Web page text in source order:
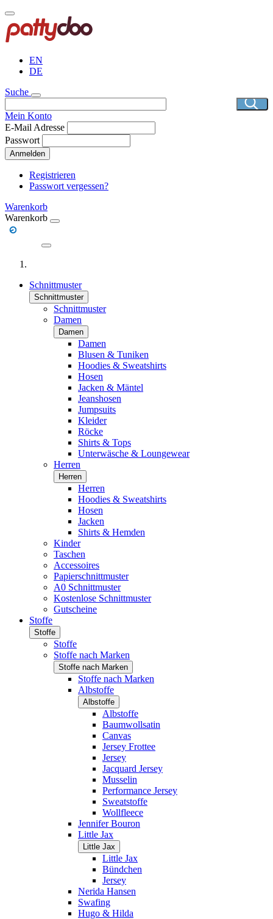
Direkt
zum
Inhalt
EN
DE
Suche
Mein Konto
E-Mail Adresse
Passwort
Anmelden
Registrieren
Passwort vergessen?
Warenkorb
Warenkorb
Schnittmuster
Schnittmuster
Schnittmuster
Damen
Damen
Damen
Blusen & Tuniken
Hoodies & Sweatshirts
Hosen
Jacken & Mäntel
Jeanshosen
Jumpsuits
Kleider
Röcke
Shirts & Tops
Unterwäsche & Loungewear
Herren
Herren
Herren
Hoodies & Sweatshirts
Hosen
Jacken
Shirts & Hemden
Kinder
Taschen
Accessoires
Papierschnittmuster
A0 Schnittmuster
Kostenlose Schnittmuster
Gutscheine
Stoffe
Stoffe
Stoffe
Stoffe nach Marken
Stoffe nach Marken
Stoffe nach Marken
Albstoffe
Albstoffe
Albstoffe
Baumwollsatin
Canvas
Jersey Frottee
Jersey
Jacquard Jersey
Musselin
Performance Jersey
Sweatstoffe
Wollfleece
Jennifer Bouron
Little Jax
Little Jax
Little Jax
Bündchen
Jersey
Nerida Hansen
Swafing
Hugo & Hilda